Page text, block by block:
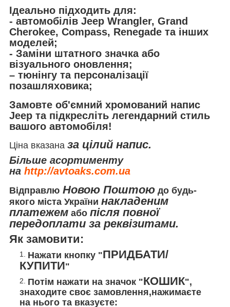
Ідеально підходить для:
- автомобілів Jeep Wrangler, Grand
Cherokee, Compass, Renegade та інших
моделей;
- Заміни штатного значка або
візуального оновлення;
– тюнінгу та персоналізації
позашляховика;
Замовте об'ємний хромований напис
Jeep та підкресліть легендарний стиль
вашого автомобіля!
Ціна вказана за цілий напис.
Більше асортименту
на http://avtoaks.com.ua
Відправлю Новою Поштою до будь-
якого міста України накладеним
платежем або після повної
передоплати за реквізитами.
Як замовити:
Нажати кнопку "ПРИДБАТИ/
КУПИТИ"
Потім нажати на значок "КОШИК",
знаходите своє замовлення,нажимаєте
на нього та вказуєте: